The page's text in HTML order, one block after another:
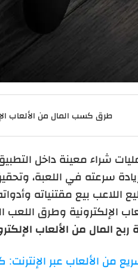
طرق كسب المال من الألعاب
شراء معينة داخل
سرعته في اللعبة،
اللاعب بيع مقتنياته
الإلكترونية وطرق اللعب
ربح المال من الألعاب
من الألعاب عبر